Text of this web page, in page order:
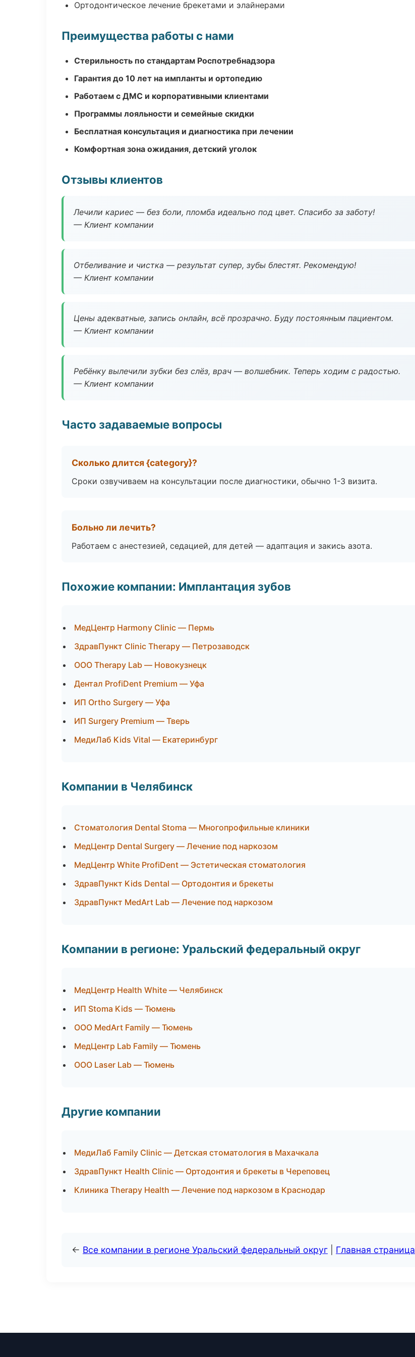
Ортодонтическое лечение брекетами и элайнерами
Преимущества работы с нами
Стерильность по стандартам Роспотребнадзора
Гарантия до 10 лет на импланты и ортопедию
Работаем с ДМС и корпоративными клиентами
Программы лояльности и семейные скидки
Бесплатная консультация и диагностика при лечении
Комфортная зона ожидания, детский уголок
Отзывы клиентов
Лечили кариес — без боли, пломба идеально под цвет. Спасибо за заботу!
— Клиент компании
Отбеливание и чистка — результат супер, зубы блестят. Рекомендую!
— Клиент компании
Цены адекватные, запись онлайн, всё прозрачно. Буду постоянным пациентом.
— Клиент компании
Ребёнку вылечили зубки без слёз, врач — волшебник. Теперь ходим с радостью.
— Клиент компании
Часто задаваемые вопросы
Сколько длится {category}?
Сроки озвучиваем на консультации после диагностики, обычно 1-3 визита.
Больно ли лечить?
Работаем с анестезией, седацией, для детей — адаптация и закись азота.
Похожие компании: Имплантация зубов
МедЦентр Harmony Clinic — Пермь
ЗдравПункт Clinic Therapy — Петрозаводск
ООО Therapy Lab — Новокузнецк
Дентал ProfiDent Premium — Уфа
ИП Ortho Surgery — Уфа
ИП Surgery Premium — Тверь
МедиЛаб Kids Vital — Екатеринбург
Компании в Челябинск
Стоматология Dental Stoma — Многопрофильные клиники
МедЦентр Dental Surgery — Лечение под наркозом
МедЦентр White ProfiDent — Эстетическая стоматология
ЗдравПункт Kids Dental — Ортодонтия и брекеты
ЗдравПункт MedArt Lab — Лечение под наркозом
Компании в регионе: Уральский федеральный округ
МедЦентр Health White — Челябинск
ИП Stoma Kids — Тюмень
ООО MedArt Family — Тюмень
МедЦентр Lab Family — Тюмень
ООО Laser Lab — Тюмень
Другие компании
МедиЛаб Family Clinic — Детская стоматология в Махачкала
ЗдравПункт Health Clinic — Ортодонтия и брекеты в Череповец
Клиника Therapy Health — Лечение под наркозом в Краснодар
← Все компании в регионе Уральский федеральный округ Главная страница